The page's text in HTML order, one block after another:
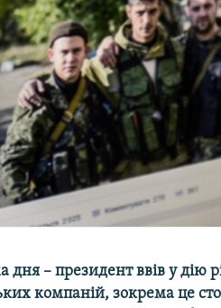
дня – президент ввів у
компаній, зокрема це